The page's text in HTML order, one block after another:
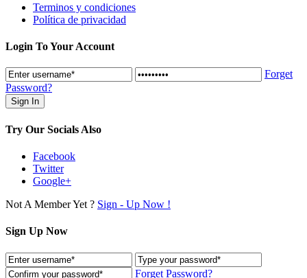
Terminos y condiciones
Política de privacidad
Login To Your Account
Forget
Password?
Try Our Socials Also
Facebook
Twitter
Google+
Not A Member Yet ? Sign - Up Now !
Sign Up Now
Forget Password?